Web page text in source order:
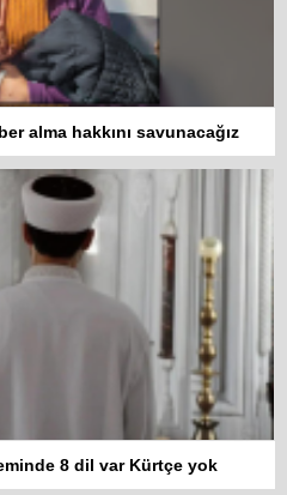
alma hakkını savunacağız
8 dil var Kürtçe yok